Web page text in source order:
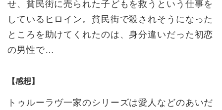
せ、貧民街に売られた子どもを救うという仕事を
しているヒロイン。貧民街で殺されそうになった
ところを助けてくれたのは、身分違いだった初恋
の男性で…
【感想】
トゥルーラヴ一家のシリーズは愛人などのあいだ